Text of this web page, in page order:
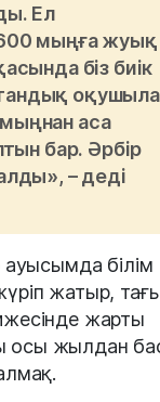
Ел
мыңға жуық
біз биік
аса
бар. Әрбір
– деді
ауысымда білім
жатыр,
жарты
осы жылдан